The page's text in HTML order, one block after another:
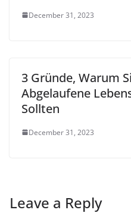
December 31, 2023
3 Gründe, Warum
Abgelaufene
Sollten
December 31, 2023
Leave a Reply